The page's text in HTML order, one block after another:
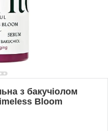
з бакучіолом
Bloom